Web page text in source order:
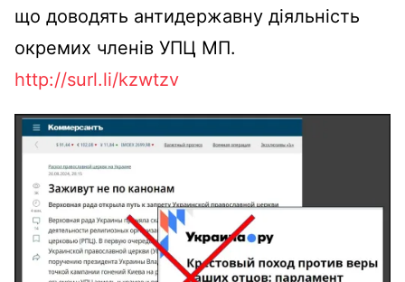
що доводять антидержавну діяльність
окремих членів УПЦ МП.
http://surl.li/kzwtzv